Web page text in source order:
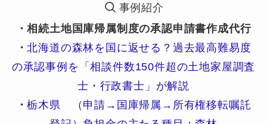
事例紹介
・相続土地国庫帰属制度の承認申請書作成代行
・北海道の森林を国に返せる？過去最高難易度
の承認事例を「相談件数150件超の土地家屋調査
士・行政書士」が解説
・栃木県 （申請→国庫帰属→所有権移転嘱託